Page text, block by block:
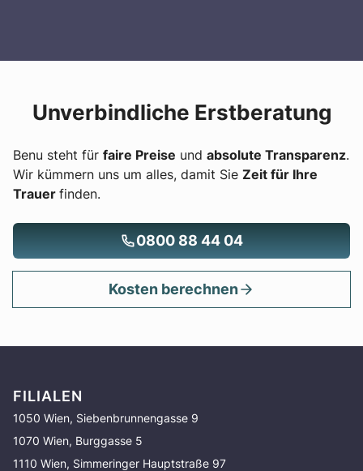
Unverbindliche Erstberatung
Benu steht für faire Preise und absolute Transparenz.
Wir kümmern uns um alles, damit Sie Zeit für Ihre
Trauer finden.
0800 88 44 04
Kosten berechnen
FILIALEN
1050 Wien, Siebenbrunnengasse 9
1070 Wien, Burggasse 5
1110 Wien, Simmeringer Hauptstraße 97